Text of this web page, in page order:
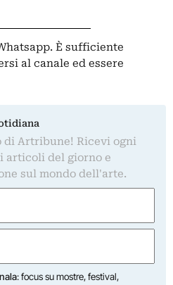
È sufficiente
al canale ed essere
di Artribune! Ricevi ogni
articoli del giorno e
sul mondo dell'arte.
: focus su mostre, festival,